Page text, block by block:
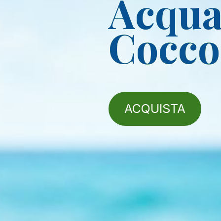
Cocco
ACQUISTA